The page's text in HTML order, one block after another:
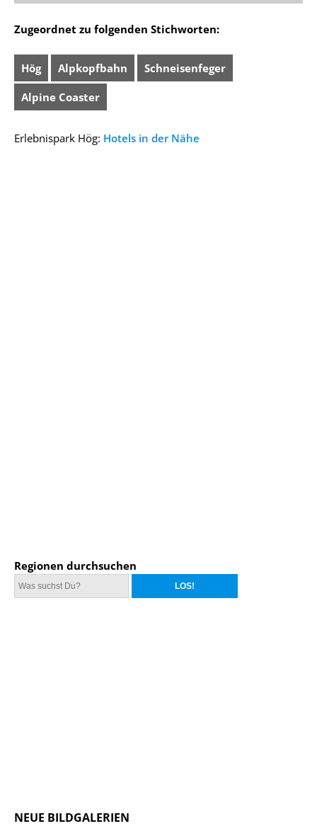
Zugeordnet zu folgenden Stichworten:
Hög Alpkopfbahn Schneisenfeger
Alpine Coaster
Erlebnispark Hög: Hotels in der Nähe
Regionen durchsuchen
NEUE BILDGALERIEN